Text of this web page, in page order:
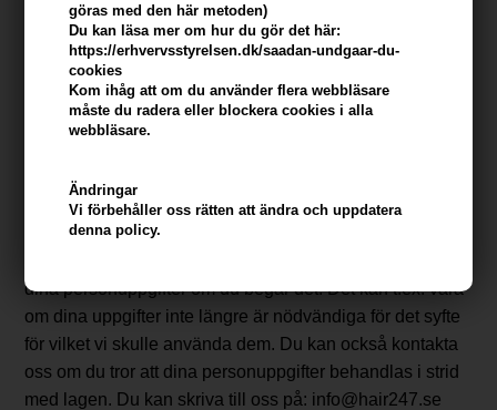
göras med den här metoden)
Du kan läsa mer om hur du gör det här:
https://erhvervsstyrelsen.dk/saadan-undgaar-du-
cookies
Kom ihåg att om du använder flera webbläsare
måste du radera eller blockera cookies i alla
webbläsare.
Ändringar
Vi förbehåller oss rätten att ändra och uppdatera
denna policy.
information enbart för våra räkning och får inte använda
den för sina egna syften.
Vi arbetar bara med databehandlare i EU eller i länder
som kan ge din information adekvat skydd.
Uppgifterna som är ansvariga för www.hair247.se är
Du har rätt att få information om vilken information vi
behandlar om dig.
Om du tror att informationen är felaktig har du rätt att få
dina personuppgifter om du begär det. Det kan t.ex. vara
om dina uppgifter inte längre är nödvändiga för det syfte
för vilket vi skulle använda dem. Du kan också kontakta
oss om du tror att dina personuppgifter behandlas i strid
med lagen. Du kan skriva till oss på: info@hair247.se